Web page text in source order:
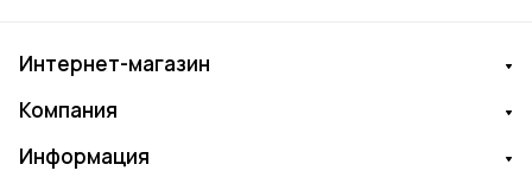
Интернет-магазин
Компания
Информация